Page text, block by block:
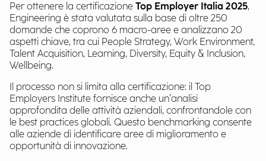
Per ottenere la certificazione Top Employer Italia 2025,
Engineering è stata valutata sulla base di oltre 250
domande che coprono 6 macro-aree e analizzano 20
aspetti chiave, tra cui People Strategy, Work Environment,
Talent Acquisition, Learning, Diversity, Equity & Inclusion,
Wellbeing.
Il processo non si limita alla certificazione: il Top
Employers Institute fornisce anche un’analisi
approfondita delle attività aziendali, confrontandole con
le best practices globali. Questo benchmarking consente
alle aziende di identificare aree di miglioramento e
opportunità di innovazione.